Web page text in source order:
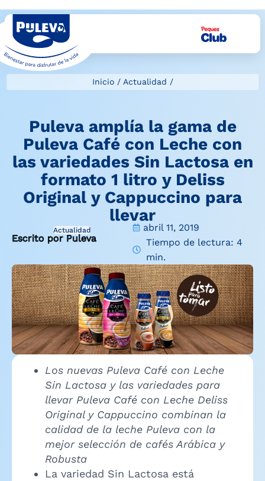
Inicio/ Actualidad /
Puleva amplía la gama de
Puleva Café con Leche con
las variedades Sin Lactosa en
formato 1 litro y Deliss
Original y Cappuccino para
llevar
Actualidad
Escrito por Puleva
abril 11, 2019
Tiempo de lectura: 4
min.
Los nuevas Puleva Café con Leche
Sin Lactosa y las variedades para
llevar Puleva Café con Leche Deliss
Original y Cappuccino combinan la
calidad de la leche Puleva con la
mejor selección de cafés Arábica y
Robusta
La variedad Sin Lactosa está